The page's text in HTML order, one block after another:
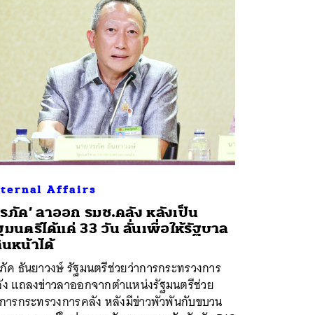
Affairs
รภัค’ ลาออก รมช.คลัง หลังเป็น
มนตรีได้แค่ 33 วัน ลั่นเพื่อให้รัฐบาล
นหน้าได้
ค ธันยาวงษ์ รัฐมนตรีช่วยว่าการกระทรวงการ
แถลงข่าวลาออกจากตำแหน่งรัฐมนตรีช่วย
ารกระทรวงการคลัง หลังมีข่าวพัวพันกับขบวน